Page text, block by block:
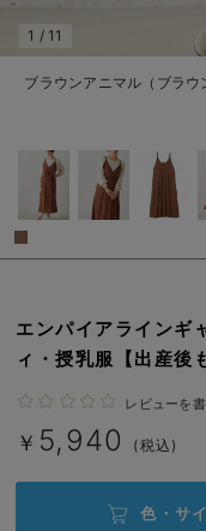
快適機能ウェア特集 パジ
erbaviva（エルバビーバ）
ハレの日に着る
買って正解！高評価レビュ
親子コーデ｜ママとベビー
便利な育児家電
保育園・入園準備特集
ブラウンアニマル（ブラ
1 / 11
エンパイアライン
ィ・授乳服【出産後
レビューを書
￥ 5,940 (税込)
色・サ